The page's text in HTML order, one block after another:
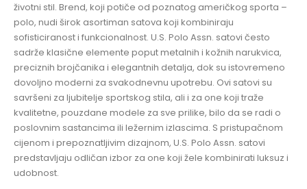
životni stil. Brend, koji potiče od poznatog američkog sporta –
polo, nudi širok asortiman satova koji kombiniraju
sofisticiranost i funkcionalnost. U.S. Polo Assn. satovi često
sadrže klasične elemente poput metalnih i kožnih narukvica,
preciznih brojčanika i elegantnih detalja, dok su istovremeno
dovoljno moderni za svakodnevnu upotrebu. Ovi satovi su
savršeni za ljubitelje sportskog stila, ali i za one koji traže
kvalitetne, pouzdane modele za sve prilike, bilo da se radi o
poslovnim sastancima ili ležernim izlascima. S pristupačnom
cijenom i prepoznatljivim dizajnom, U.S. Polo Assn. satovi
predstavljaju odličan izbor za one koji žele kombinirati luksuz i
udobnost.